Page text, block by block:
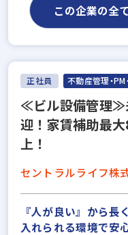
この企業の全
正社員 不動産管理・PM
≪ビル設備管理≫
迎！家賃補助最
上！
セントラルライフ株
『人が良い』から長
入れられる環境で安